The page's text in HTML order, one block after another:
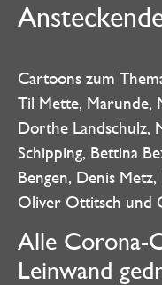
Cartoons zum
Til Mette, Marunde,
Dorthe Landschulz,
Schipping, Bettina
Bengen, Denis
Oliver Ottitsch und
Alle Corona-
Leinwand